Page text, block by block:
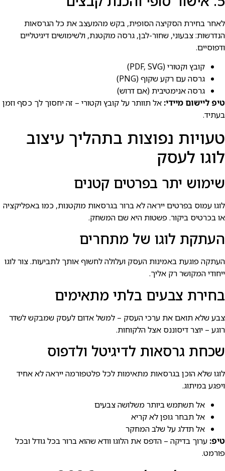
לאחר בחירת הסקיצה הסופית, בקש מהמעצב את כל הגרסאות
הנדרשות: צבעוני, שחור-לבן, גרסה מוקטנת, ולשימושים דיגיטליים
ודפוסיים.
קובץ וקטורי (PDF, SVG)
גרסה עם רקע שקוף (PNG)
גרסה אנימטיבית (אם דרוש)
טיפ ליישום מיידי: אל תוותר על קובץ וקטורי – זה יחסוך לך כסף וזמן
בעתיד.
טעויות נפוצות בתהליך עיצוב
לוגו לעסק
שימוש יתר בפרטים קטנים
לוגו עמוס בפרטים ייראה לא ברור בגרסאות מוקטנות, כמו באפליקציה
או בכרטיס ביקור. פשטות היא שם המשחק.
העתקת לוגו של מתחרים
העתקה פוגעת באמינות העסק ועלולה לחשוף אותך לתביעות. צור לוגו
ייחודי המקושר רק אליך.
בחירת צבעים בלתי מתאימים
צבע שלא תואם את ערכי העסק – למשל אדום לעסק שמבקש לשדר
רוגע – יוצר דיסוננס אצל הלקוחות.
שכחת גרסאות לדיגיטל ולדפוס
לוגו שלא הוכן בגרסאות מתאימות לכל פלטפורמה ייראה לא אחיד
ויפגע במיתוג.
אל תשתמש ביותר משלושה צבעים
אל תבחר גופן לא קריא
אל תדלג על שלב המחקר
טיפ: ערוך בדיקה – הדפס את הלוגו וודא שהוא ברור בכל גודל ובכל
פורמט.